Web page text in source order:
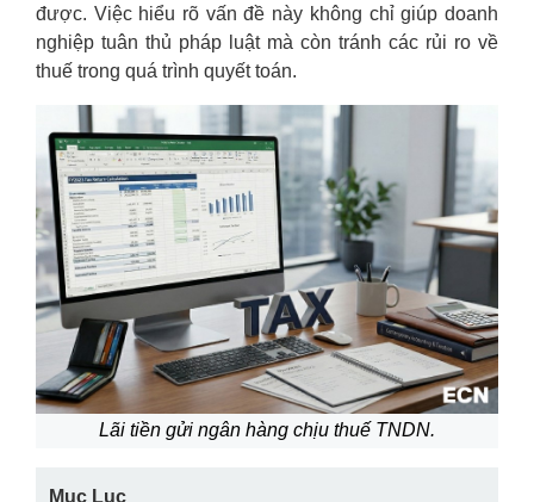
được. Việc hiểu rõ vấn đề này không chỉ giúp doanh
nghiệp tuân thủ pháp luật mà còn tránh các rủi ro về
thuế trong quá trình quyết toán.
Lãi tiền gửi ngân hàng chịu thuế TNDN.
Mục Lục